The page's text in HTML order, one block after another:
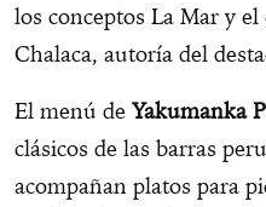
los conceptos La Mar y
Chalaca, autoría del
El menú de Yakumanka
clásicos de las barras
acompañan platos para